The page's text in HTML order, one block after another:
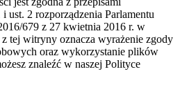
ust. 2 rozporządzenia Parlamentu
679 z 27 kwietnia 2016 r. w
tej witryny oznacza wyrażenie zgody
oraz wykorzystanie plików
znaleźć w naszej Polityce